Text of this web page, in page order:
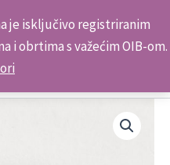
je isključivo registriranim
i obrtima s važećim OIB-om.
98 179 3891